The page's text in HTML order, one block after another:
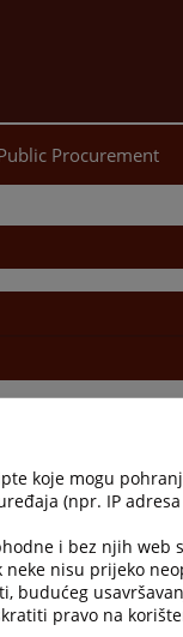
Procurement
koje mogu
(npr. IP
i bez njih web
nisu prijeko
budućeg
pravo na